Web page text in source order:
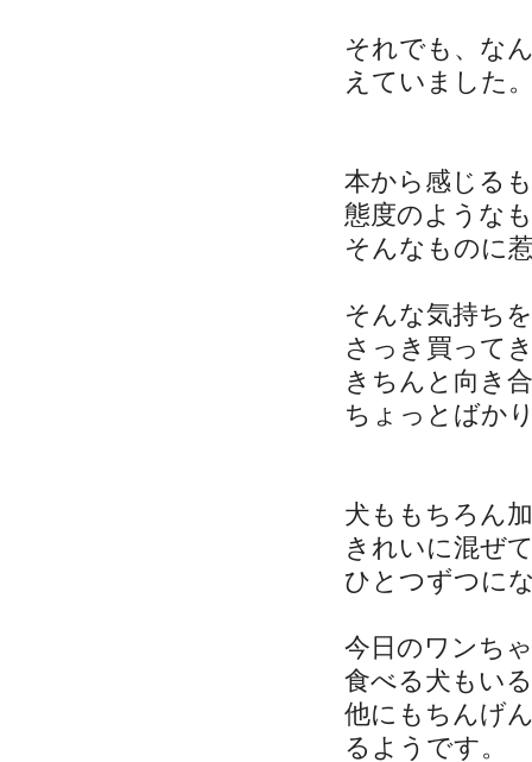
それでも、な
えていました
本から感じる
態度のような
そんなものに
そんな気持ち
さっき買って
きちんと向き
ちょっとばか
犬ももちろん
きれいに混ぜ
ひとつずつに
今日のワンち
食べる犬もい
他にもちんげ
るようです。